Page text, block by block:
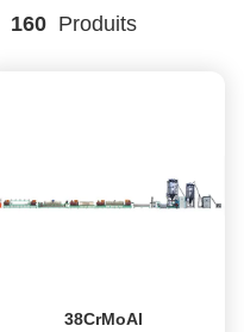
160Produits
38CrMoAl